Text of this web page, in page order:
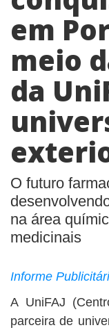
TELEFONES ÚTEIS
ANUNCIE
em
meio
da
O futuro
na área
medicinais
Informe
A UniFAJ
parceira de